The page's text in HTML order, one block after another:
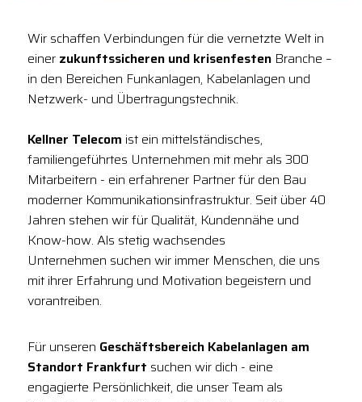
Wir schaffen Verbindungen für die vernetzte Welt in
einer zukunftssicheren und krisenfesten Branche –
in den Bereichen Funkanlagen, Kabelanlagen und
Netzwerk- und Übertragungstechnik.
Kellner Telecom ist ein mittelständisches,
familiengeführtes Unternehmen mit mehr als 300
Mitarbeitern - ein erfahrener Partner für den Bau
moderner Kommunikationsinfrastruktur. Seit über 40
Jahren stehen wir für Qualität, Kundennähe und
Know-how. Als stetig wachsendes
Unternehmen suchen wir immer Menschen, die uns
mit ihrer Erfahrung und Motivation begeistern und
vorantreiben.
Für unseren Geschäftsbereich Kabelanlagen am
Standort Frankfurt suchen wir dich - eine
engagierte Persönlichkeit, die unser Team als